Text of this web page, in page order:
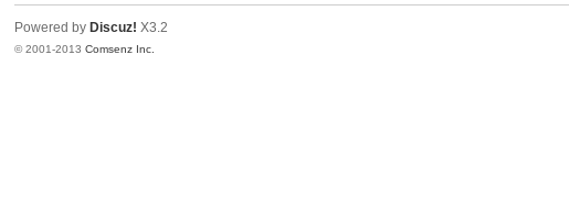
Powered by Discuz! X3.2
© 2001-2013Comsenz Inc.